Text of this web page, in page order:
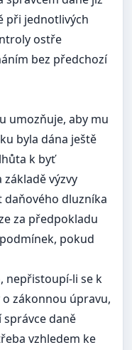
při jednotlivých
ostře
bez předchozí
umozňuje, aby mu
byla dána ještě
k byť
výzvy
daňového dluzníka
za předpokladu
pokud
nepřistoupí-li se k
zákonnou úpravu,
daně
vzhledem ke